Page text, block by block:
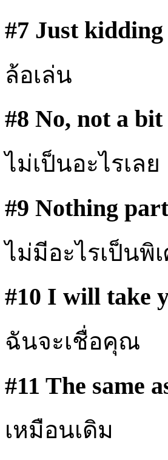
#7 Just
ล้อเล่น
#8 No, not a bit
ไม่เป็นอะไรเลย
#9 Nothing
ไม่มีอะไรเป็นพิ
#10 I will take
ฉันจะเชื่อคุณ
#11 The same
เหมือนเดิม